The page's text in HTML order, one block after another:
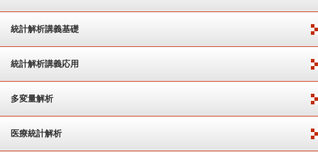
統計解析講義基礎
統計解析講義応用
多変量解析
医療統計解析